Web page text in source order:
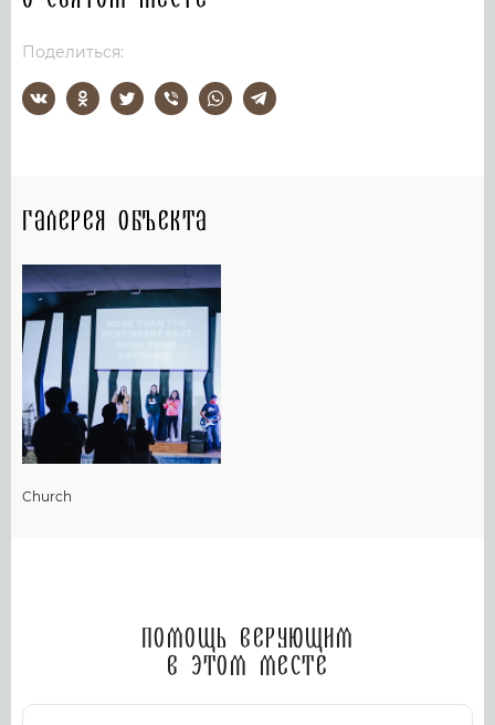
Поделиться:
Галерея объекта
Church
Помощь верующим
в этом месте